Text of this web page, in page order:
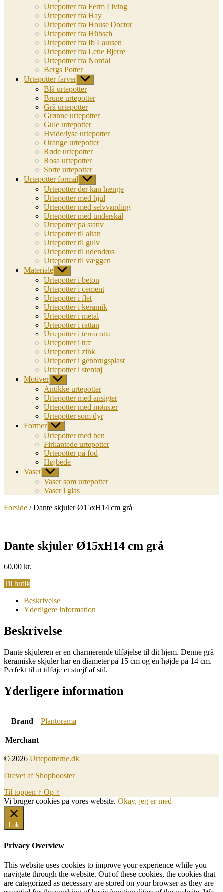
Urtepotter fra Ferm Living
Urtepotter fra Hay
Urtepotter fra House Doctor
Urtepotter fra Hübsch
Urtepotter fra Ib Laursen
Urtepotter fra Lene Bjerre
Urtepotter fra Nordal
Bergs Potter
Urtepotter farver Vis
undermenu
Blå urtepotter
Brune urtepotter
Grå urtepotter
Grønne urtepotter
Gule urtepotter
Hvide/lyse urtepotter
Orange urtepotter
Røde urtepotter
Rosa urtepotter
Sorte urtepotter
Urtepotter formål Vis
undermenu
Urtepotter der kan hænge
Urtepotter med hjul
Urtepotter med selvvanding
Urtepotter med underskål
Urtepotter på stativ
Urtepotter til altan
Urtepotter til gulv
Urtepotter til udendørs
Urtepotter til væggen
Materiale Vis
undermenu
Urtepotter i beton
Urtepotter i cement
Urtepotter i flet
Urtepotter i keramik
Urtepotter i metal
Urtepotter i rattan
Urtepotter i terracotta
Urtepotter i træ
Urtepotter i zink
Urtepotter i genbrugsplast
Urtepotter i stentøj
Motiver Vis
undermenu
Antikke urtepotter
Urtepotter med ansigter
Urtepotter med mønster
Urtepotter som dyr
Former Vis
undermenu
Urtepotter med ben
Firkantede urtepotter
Urtepotter på fod
Højbede
Vaser Vis
undermenu
Vaser som urtepotter
Vaser i glas
Forside / Dante skjuler Ø15xH14 cm grå
Dante skjuler Ø15xH14 cm grå
60,00 kr.
Til butik
Beskrivelse
Yderligere information
Beskrivelse
Dante skjuleren er en charmerende tilføjelse til dit hjem. Denne grå
keramiske skjuler har en diameter på 15 cm og en højde på 14 cm.
Perfekt til at tilføje et strejf af stil.
Yderligere information
Brand Plantorama
Merchant
© 2026 Urtepotterne.dk
Drevet af Shopbooster
Til toppen ↑ Op ↑
Vi bruger cookies på vores website. Okay, jeg er med
Luk
Privacy Overview
This website uses cookies to improve your experience while you
navigate through the website. Out of these cookies, the cookies that
are categorized as necessary are stored on your browser as they are